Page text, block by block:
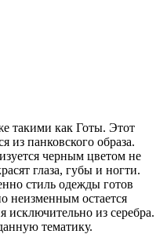
такими как Готы. Этот
из панковского образа.
черным цветом не
глаза, губы и ногти.
стиль одежды готов
неизменным остается
из серебра.
тематику.